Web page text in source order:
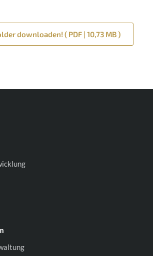
downloaden! ( PDF | 10,73 MB )